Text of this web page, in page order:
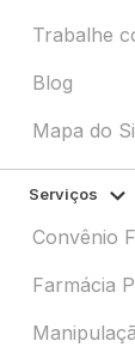
Trabalhe
Blog
Mapa do
Serviços
Convênio
Farmácia